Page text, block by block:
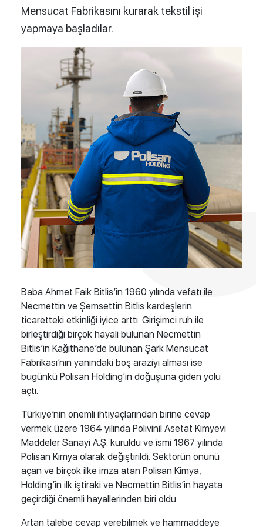
Mensucat Fabrikasını kurarak tekstil işi
yapmaya başladılar.
Baba Ahmet Faik Bitlis’in 1960 yılında vefatı ile
Necmettin ve Şemsettin Bitlis kardeşlerin
ticaretteki etkinliği iyice arttı. Girişimci ruh ile
birleştirdiği birçok hayali bulunan Necmettin
Bitlis’in Kağıthane’de bulunan Şark Mensucat
Fabrikası’nın yanındaki boş araziyi alması ise
bugünkü Polisan Holding’in doğuşuna giden yolu
açtı.
Türkiye’nin önemli ihtiyaçlarından birine cevap
vermek üzere 1964 yılında Polivinil Asetat Kimyevi
Maddeler Sanayi A.Ş. kuruldu ve ismi 1967 yılında
Polisan Kimya olarak değiştirildi. Sektörün önünü
açan ve birçok ilke imza atan Polisan Kimya,
Holding’in ilk iştiraki ve Necmettin Bitlis’in hayata
geçirdiği önemli hayallerinden biri oldu.
Artan talebe cevap verebilmek ve hammaddeye